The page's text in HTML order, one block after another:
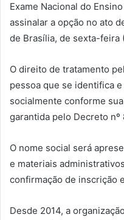
Exame Nacional do
assinalar a opção no ato
de Brasília, de sexta-feira
O direito de tratamento
pessoa que se identifica
socialmente conforme
garantida pelo Decreto nº
O nome social será
e materiais
confirmação de inscrição
Desde 2014, a